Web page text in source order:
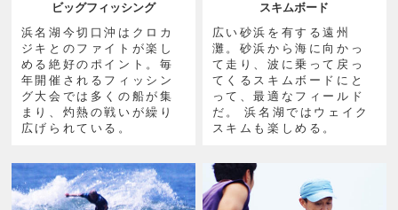
ビッグフィッシング
浜名湖今切口沖はクロカ
ジキとのファイトが楽し
める絶好のポイント。毎
年開催されるフィッシン
グ大会では多くの船が集
まり、灼熱の戦いが繰り
広げられている。
スキムボード
広い砂浜を有する遠州
灘。砂浜から海に向かっ
て走り、波に乗って戻っ
てくるスキムボードにと
って、最適なフィールド
だ。 浜名湖ではウェイク
スキムも楽しめる。